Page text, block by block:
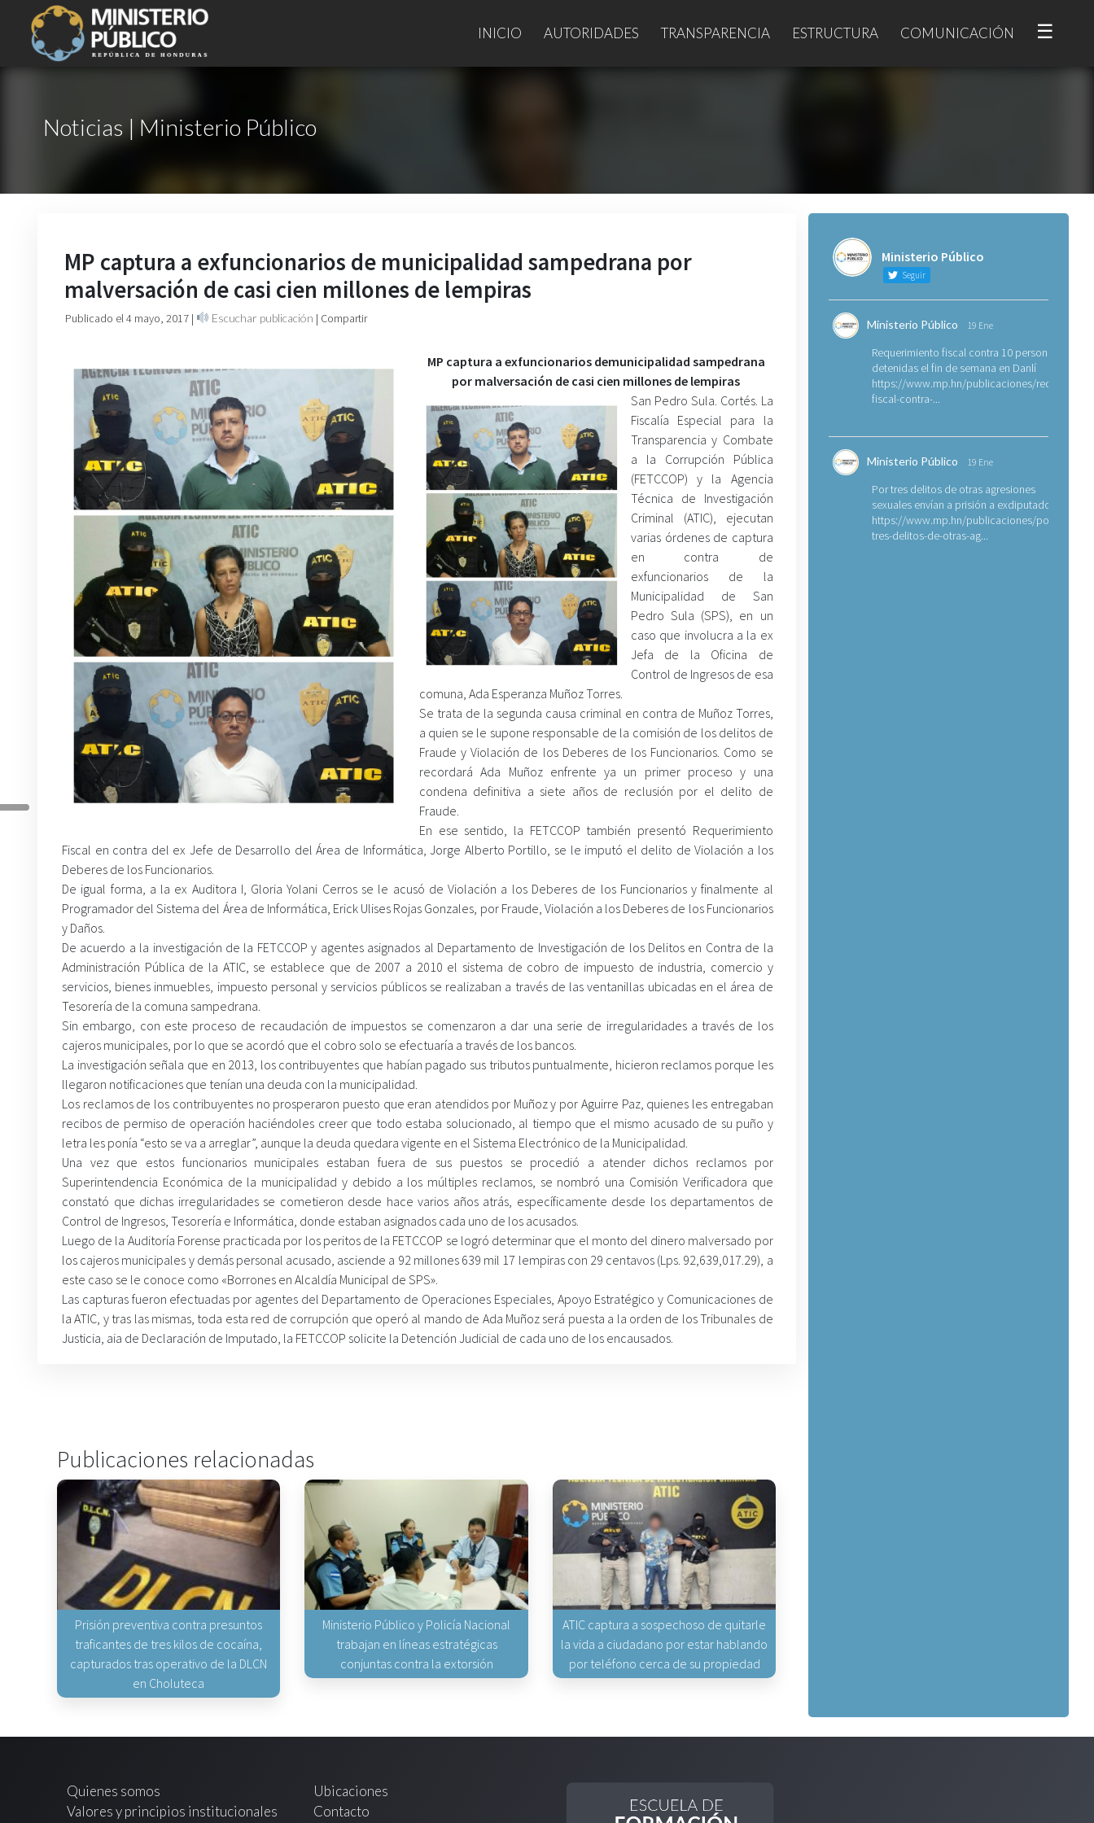
INICIO AUTORIDADES TRANSPARENCIA ESTRUCTURA COMUNICACIÓN ☰
Noticias | Ministerio Público
MP captura a exfuncionarios de municipalidad sampedrana por
malversación de casi cien millones de lempiras
Publicado el 4 mayo, 2017 | Escuchar publicación | Compartir
MP captura a exfuncionarios demunicipalidad sampedrana
por malversación de casi cien millones de lempiras
San Pedro Sula. Cortés. La
Fiscalía Especial para la
Transparencia y Combate
a la Corrupción Pública
(FETCCOP) y la Agencia
Técnica de Investigación
Criminal (ATIC), ejecutan
varias órdenes de captura
en contra de
exfuncionarios de la
Municipalidad de San
Pedro Sula (SPS), en un
caso que involucra a la ex
Jefa de la Oficina de
Control de Ingresos de esa
comuna, Ada Esperanza Muñoz Torres.
Se trata de la segunda causa criminal en contra de Muñoz Torres,
a quien se le supone responsable de la comisión de los delitos de
Fraude y Violación de los Deberes de los Funcionarios. Como se
recordará Ada Muñoz enfrente ya un primer proceso y una
condena definitiva a siete años de reclusión por el delito de
Fraude.
En ese sentido, la FETCCOP también presentó Requerimiento
Fiscal en contra del ex Jefe de Desarrollo del Área de Informática, Jorge Alberto Portillo, se le imputó el delito de Violación a los
Deberes de los Funcionarios.
De igual forma, a la ex Auditora I, Gloria Yolani Cerros se le acusó de Violación a los Deberes de los Funcionarios y finalmente al
Programador del Sistema del Área de Informática, Erick Ulises Rojas Gonzales, por Fraude, Violación a los Deberes de los Funcionarios
y Daños.
De acuerdo a la investigación de la FETCCOP y agentes asignados al Departamento de Investigación de los Delitos en Contra de la
Administración Pública de la ATIC, se establece que de 2007 a 2010 el sistema de cobro de impuesto de industria, comercio y
servicios, bienes inmuebles, impuesto personal y servicios públicos se realizaban a través de las ventanillas ubicadas en el área de
Tesorería de la comuna sampedrana.
Sin embargo, con este proceso de recaudación de impuestos se comenzaron a dar una serie de irregularidades a través de los
cajeros municipales, por lo que se acordó que el cobro solo se efectuaría a través de los bancos.
La investigación señala que en 2013, los contribuyentes que habían pagado sus tributos puntualmente, hicieron reclamos porque les
llegaron notificaciones que tenían una deuda con la municipalidad.
Los reclamos de los contribuyentes no prosperaron puesto que eran atendidos por Muñoz y por Aguirre Paz, quienes les entregaban
recibos de permiso de operación haciéndoles creer que todo estaba solucionado, al tiempo que el mismo acusado de su puño y
letra les ponía “esto se va a arreglar”, aunque la deuda quedara vigente en el Sistema Electrónico de la Municipalidad.
Una vez que estos funcionarios municipales estaban fuera de sus puestos se procedió a atender dichos reclamos por
Superintendencia Económica de la municipalidad y debido a los múltiples reclamos, se nombró una Comisión Verificadora que
constató que dichas irregularidades se cometieron desde hace varios años atrás, específicamente desde los departamentos de
Control de Ingresos, Tesorería e Informática, donde estaban asignados cada uno de los acusados.
Luego de la Auditoría Forense practicada por los peritos de la FETCCOP se logró determinar que el monto del dinero malversado por
los cajeros municipales y demás personal acusado, asciende a 92 millones 639 mil 17 lempiras con 29 centavos (Lps. 92,639,017.29), a
este caso se le conoce como «Borrones en Alcaldía Municipal de SPS».
Las capturas fueron efectuadas por agentes del Departamento de Operaciones Especiales, Apoyo Estratégico y Comunicaciones de
la ATIC, y tras las mismas, toda esta red de corrupción que operó al mando de Ada Muñoz será puesta a la orden de los Tribunales de
Justicia, aia de Declaración de Imputado, la FETCCOP solicite la Detención Judicial de cada uno de los encausados.
Publicaciones relacionadas
Prisión preventiva contra presuntos
traficantes de tres kilos de cocaína,
capturados tras operativo de la DLCN
en Choluteca
Ministerio Público y Policía Nacional
trabajan en líneas estratégicas
conjuntas contra la extorsión
ATIC captura a sospechoso de quitarle
la vida a ciudadano por estar hablando
por teléfono cerca de su propiedad
Ministerio Público
Seguir
Ministerio Público 19 Ene
Requerimiento fiscal contra 10 personas
detenidas el fin de semana en Danlí
https://www.mp.hn/publicaciones/
fiscal-contra-...
Ministerio Público 19 Ene
Por tres delitos de otras agresiones
sexuales envían a prisión a exdiputado
https://www.mp.hn/publicaciones/por-
tres-delitos-de-otras-ag...
Quienes somos
Valores y principios institucionales
Ubicaciones
Contacto